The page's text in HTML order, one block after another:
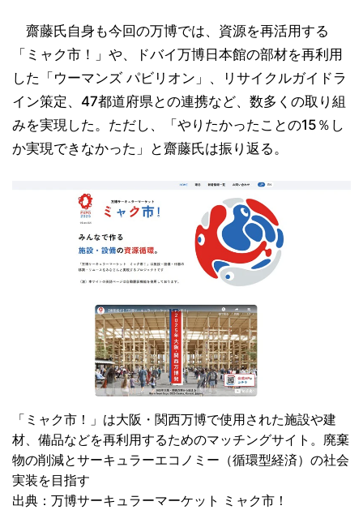
齋藤氏自身も今回の万博では、資源を再活用する
「ミャク市！」や、ドバイ万博日本館の部材を再利用
した「ウーマンズ パビリオン」、リサイクルガイドラ
イン策定、47都道府県との連携など、数多くの取り組
みを実現した。ただし、「やりたかったことの15％し
か実現できなかった」と齋藤氏は振り返る。
「ミャク市！」は大阪・関西万博で使用された施設や建
材、備品などを再利用するためのマッチングサイト。廃棄
物の削減とサーキュラーエコノミー（循環型経済）の社会
実装を目指す
出典：万博サーキュラーマーケット ミャク市！